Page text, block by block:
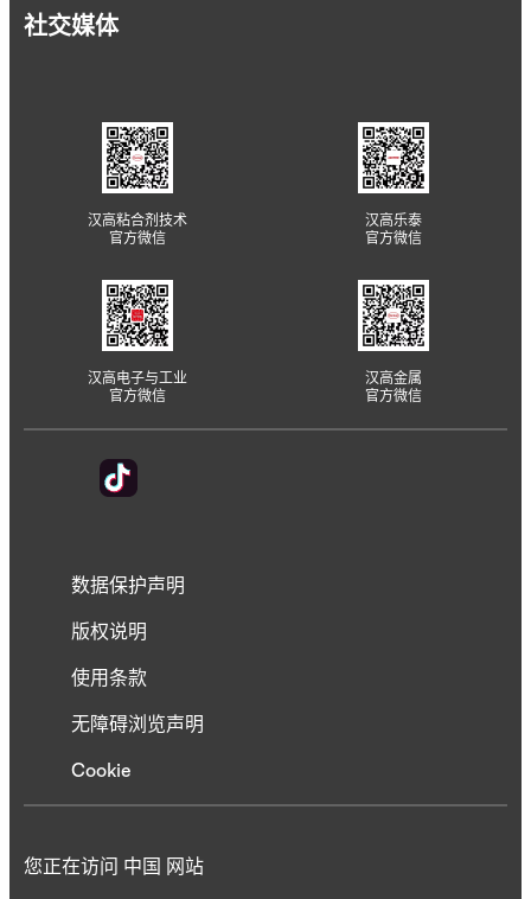
社交媒体
汉高粘合剂技术
官方微信
汉高乐泰
官方微信
汉高电子与工业
官方微信
汉高金属
官方微信
数据保护声明
版权说明
使用条款
无障碍浏览声明
Cookie
您正在访问 中国 网站